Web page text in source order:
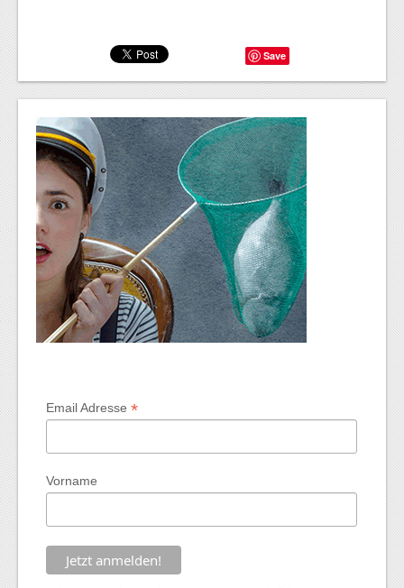
Save
Email Adresse*
Vorname